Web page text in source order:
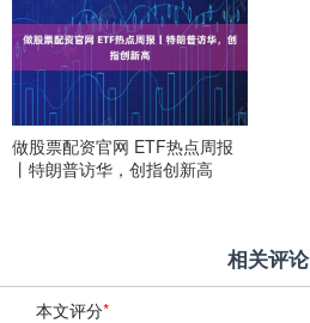
做股票配资官网 ETF热点周报
丨特朗普访华，创指创新高
相关评论
本文评分*